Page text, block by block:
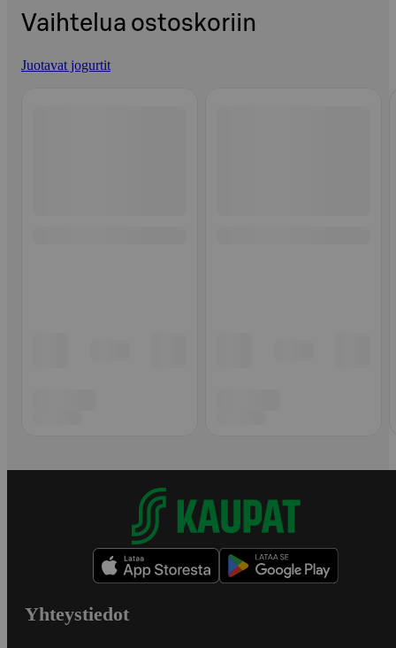
Vaihtelua ostoskoriin
Juotavat jogurtit
Yhteystiedot